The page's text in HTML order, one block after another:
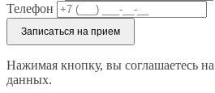
Телефон
Записаться на прием
Нажимая кнопку, вы соглашаетесь
данных.